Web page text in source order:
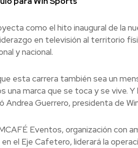
como el hito inaugural de la
en televisión al territorio
y nacional.
esta carrera también sea un
una marca que se toca y se vive.
Andrea Guerrero, presidenta de
Eventos, organización con
el Eje Cafetero, liderará la